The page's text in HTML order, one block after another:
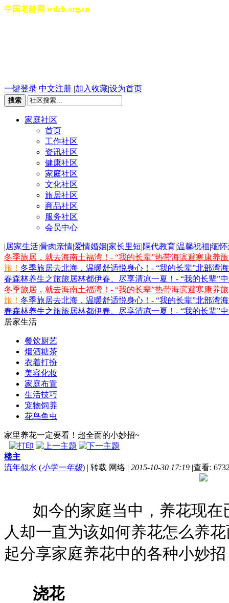
中国老龄网 wdzb.org.cn
一键登录 中文注册 |加入收藏|设为首页
搜索
家庭社区
首页
工作社区
资讯社区
健康社区
家庭社区
文化社区
旅居社区
商品社区
服务社区
会员中心
|居家生活|骨肉亲情|爱情婚姻|家长里短|隔代教育|温馨祝福|缅
冬季旅居，就去海南土福湾！- “我的长辈”热带海滨避寒康养
旅！ 冬季旅居去北海，温暖舒适悦身心！- “我的长辈”北部湾
春森林养生之旅旅居林都伊春、尽享清凉一夏！- “我的长辈”
冬季旅居，就去海南土福湾！- “我的长辈”热带海滨避寒康养
旅！ 冬季旅居去北海，温暖舒适悦身心！- “我的长辈”北部湾
春森林养生之旅旅居林都伊春、尽享清凉一夏！- “我的长辈”
居家生活
餐饮厨艺
烟酒糖茶
衣着打扮
美容化妆
家庭布置
生活技巧
宠物饲养
花鸟鱼虫
家里养花一定要看！超全面的小妙招~
楼主
流年似水 (小学一年级) | 转载 网络 | 2015-10-30 17:19 |查看:
如今的家庭当中，养花现在
人却一直为该如何养花怎么养
起分享家庭养花中的各种小妙
浇花